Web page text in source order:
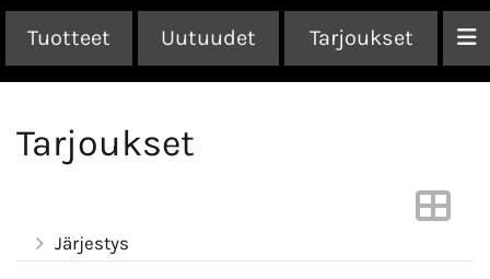
Tuotteet Uutuudet Tarjoukset
Tarjoukset
Järjestys